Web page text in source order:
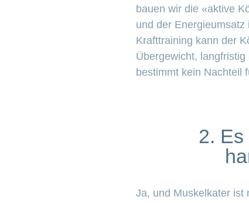
bauen wir die «aktive
und der
Krafttraining kann der
Übergewicht,
bestimmt kein Nachteil
2.
Ja, und Muskelkater ist